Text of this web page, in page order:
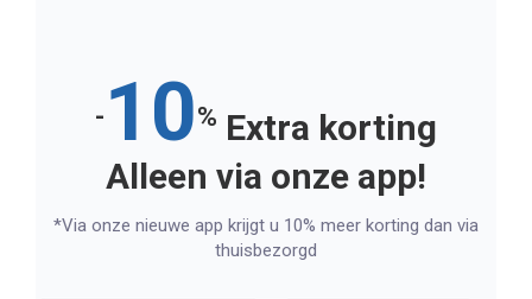
- 10% Extra korting
Alleen via onze app!
*Via onze nieuwe app krijgt u 10% meer korting dan via
thuisbezorgd